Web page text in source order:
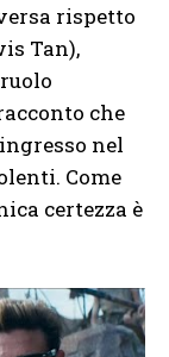
rispetto
Tan),
che
nel
Come
certezza è